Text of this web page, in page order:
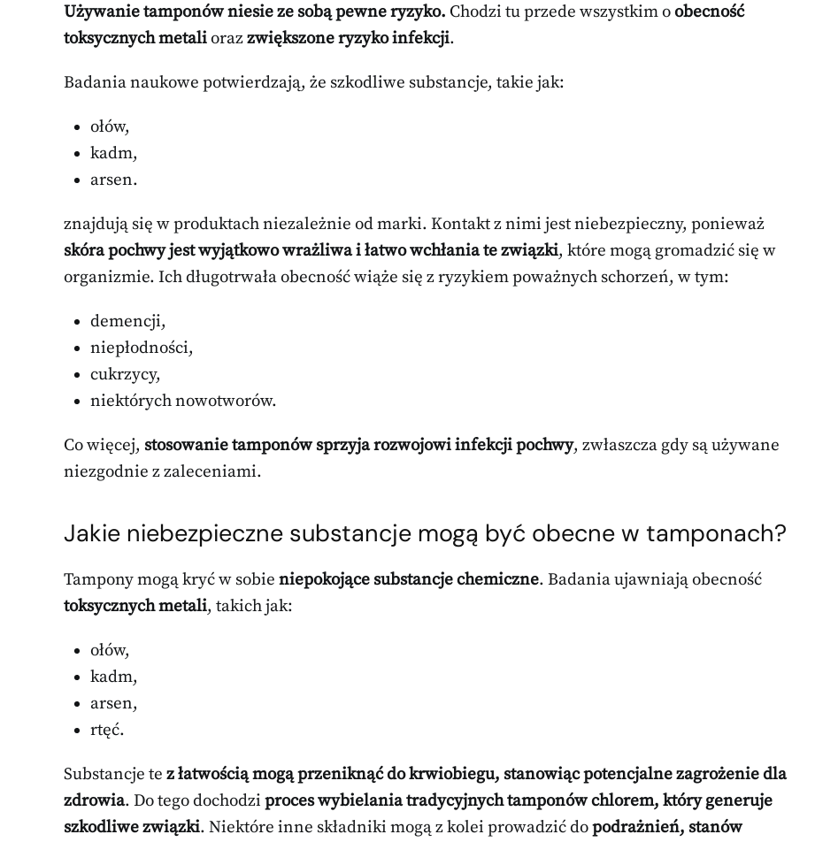
Używanie tamponów niesie ze sobą pewne ryzyko. Chodzi tu przede wszystkim oobecność
toksycznych metaliorazzwiększone ryzyko infekcji.
Badania naukowe potwierdzają, że szkodliwe substancje, takie jak:
ołów,
kadm,
arsen.
znajdują się w produktach niezależnie od marki. Kontakt z nimi jest niebezpieczny, ponieważ
skóra pochwy jest wyjątkowo wrażliwa i łatwo wchłania te związki, które mogą gromadzić się w
organizmie. Ich długotrwała obecność wiąże się z ryzykiem poważnych schorzeń, w tym:
demencji,
niepłodności,
cukrzycy,
niektórych nowotworów.
Co więcej, stosowanie tamponów sprzyja rozwojowi infekcji pochwy, zwłaszcza gdy są używane
niezgodnie z zaleceniami.
Jakie niebezpieczne substancje mogą być obecne w tamponach?
Tampony mogą kryć w sobie niepokojące substancje chemiczne. Badania ujawniają obecność
toksycznych metali, takich jak:
ołów,
kadm,
arsen,
rtęć.
Substancje te z łatwością mogą przeniknąć do krwiobiegu, stanowiąc potencjalne zagrożenie dla
zdrowia. Do tego dochodzi proces wybielania tradycyjnych tamponów chlorem, który generuje
szkodliwe związki. Niektóre inne składniki mogą z kolei prowadzić dopodrażnień, stanów